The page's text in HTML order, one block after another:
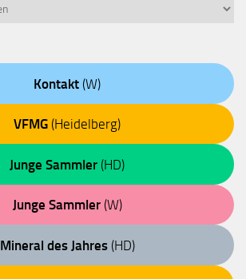
Kontakt (W)
VFMG (Heidelberg)
Junge Sammler (HD)
Junge Sammler(W)
Mineral des Jahres(HD)